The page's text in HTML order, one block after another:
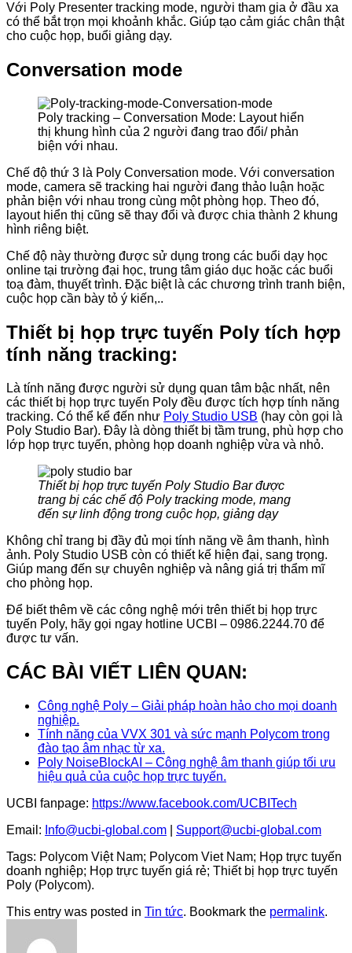
Với Poly Presenter tracking mode, người tham gia ở đầu xa
có thể bắt trọn mọi khoảnh khắc. Giúp tạo cảm giác chân thật
cho cuộc họp, buổi giảng dạy.
Conversation mode
Poly tracking – Conversation Mode: Layout hiển
thị khung hình của 2 người đang trao đổi/ phản
biện với nhau.
Chế độ thứ 3 là Poly Conversation mode. Với conversation
mode, camera sẽ tracking hai người đang thảo luận hoặc
phản biện với nhau trong cùng một phòng họp. Theo đó,
layout hiển thị cũng sẽ thay đổi và được chia thành 2 khung
hình riêng biệt.
Chế độ này thường được sử dụng trong các buổi dạy học
online tại trường đại học, trung tâm giáo dục hoặc các buổi
toạ đàm, thuyết trình. Đặc biệt là các chương trình tranh biện,
cuộc họp cần bày tỏ ý kiến,..
Thiết bị họp trực tuyến Poly tích hợp
tính năng tracking:
Là tính năng được người sử dụng quan tâm bậc nhất, nên
các thiết bị họp trực tuyến Poly đều được tích hợp tính năng
tracking. Có thể kể đến như Poly Studio USB (hay còn gọi là
Poly Studio Bar). Đây là dòng thiết bị tầm trung, phù hợp cho
lớp họp trực tuyến, phòng họp doanh nghiệp vừa và nhỏ.
Thiết bị họp trực tuyến Poly Studio Bar được
trang bị các chế độ Poly tracking mode, mang
đến sự linh động trong cuộc họp, giảng dạy
Không chỉ trang bị đầy đủ mọi tính năng về âm thanh, hình
ảnh. Poly Studio USB còn có thiết kế hiện đại, sang trọng.
Giúp mang đến sự chuyên nghiệp và nâng giá trị thẩm mĩ
cho phòng họp.
Để biết thêm về các công nghệ mới trên thiết bị họp trực
tuyến Poly, hãy gọi ngay hotline UCBI – 0986.2244.70 để
được tư vấn.
CÁC BÀI VIẾT LIÊN QUAN:
Công nghệ Poly – Giải pháp hoàn hảo cho mọi doanh
nghiệp.
Tính năng của VVX 301 và sức mạnh Polycom trong
đào tạo âm nhạc từ xa.
Poly NoiseBlockAI – Công nghệ âm thanh giúp tối ưu
hiệu quả của cuộc họp trực tuyến.
UCBI fanpage: https://www.facebook.com/UCBITech
Email: Info@ucbi-global.com
Support@ucbi-global.com
Tags: Polycom Việt Nam; Polycom Viet Nam; Họp trực tuyến
doanh nghiệp; Họp trực tuyến giá rẻ; Thiết bị họp trực tuyến
Poly (Polycom).
This entry was posted in Tin tức. Bookmark the permalink.